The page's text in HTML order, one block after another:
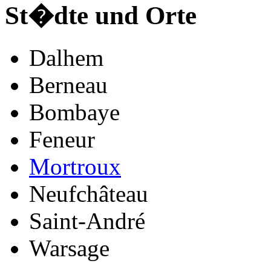
St�dte und Orte
Dalhem
Berneau
Bombaye
Feneur
Mortroux
Neufchâteau
Saint-André
Warsage